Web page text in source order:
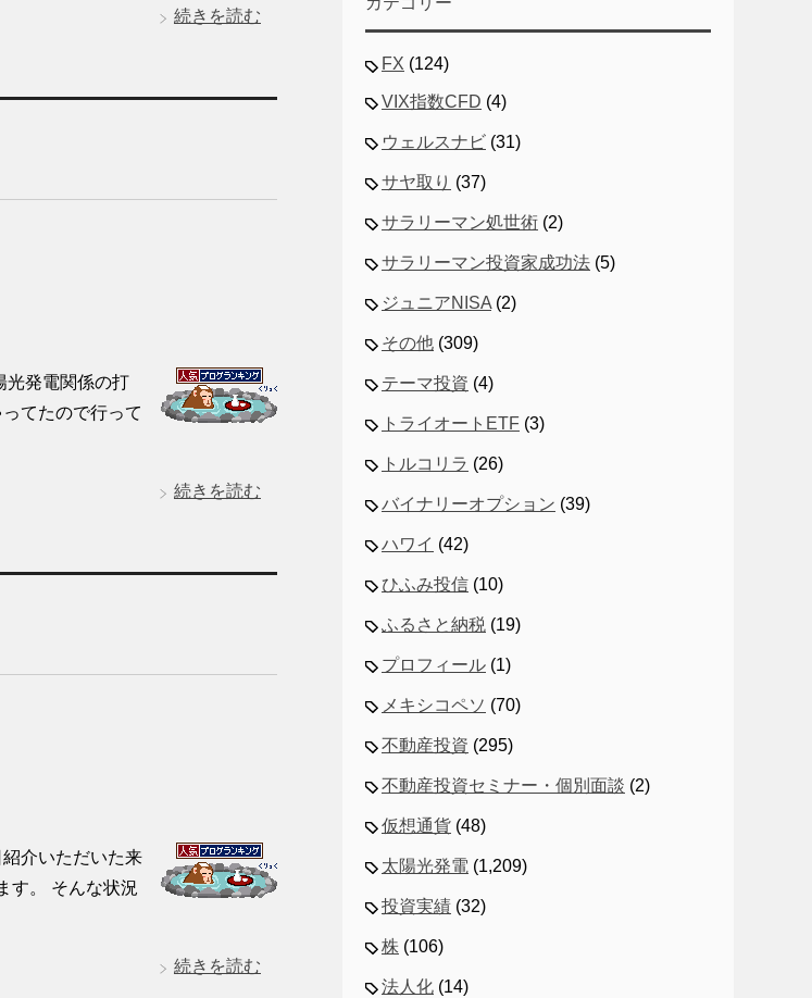
続きを読む
光発電関係の打
てたので行って
続きを読む
介いただいた来
す。 そんな状況
続きを読む
FX (124)
VIX指数CFD (4)
ウェルスナビ (31)
サヤ取り (37)
サラリーマン処世術 (2)
サラリーマン投資家成功法 (5)
ジュニアNISA (2)
その他 (309)
テーマ投資 (4)
トライオートETF (3)
トルコリラ (26)
バイナリーオプション (39)
ハワイ (42)
ひふみ投信 (10)
ふるさと納税 (19)
プロフィール (1)
メキシコペソ (70)
不動産投資 (295)
不動産投資セミナー・個別面談 (2)
仮想通貨 (48)
太陽光発電 (1,209)
投資実績 (32)
株 (106)
法人化 (14)